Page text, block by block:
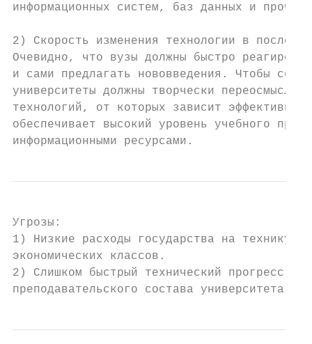
информационных систем, баз данных и прочих
2) Скорость изменения технологии в
Очевидно, что вузы должны быстро
и сами предлагать нововведения. Чтобы
университеты должны творчески
технологий, от которых зависит
обеспечивает высокий уровень учебного
информационными ресурсами.
Угрозы:
1) Низкие расходы государства на технику и
экономических классов.
2) Слишком быстрый технический прогресс
преподавательского состава университета.